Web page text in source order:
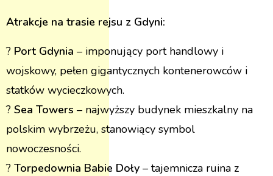
Atrakcje na trasie rejsu z Gdyni:
? Port Gdynia – imponujący port handlowy i
wojskowy, pełen gigantycznych kontenerowców i
statków wycieczkowych​.
? Sea Towers – najwyższy budynek mieszkalny na
polskim wybrzeżu, stanowiący symbol
nowoczesności​.
? Torpedownia Babie Doły – tajemnicza ruina z